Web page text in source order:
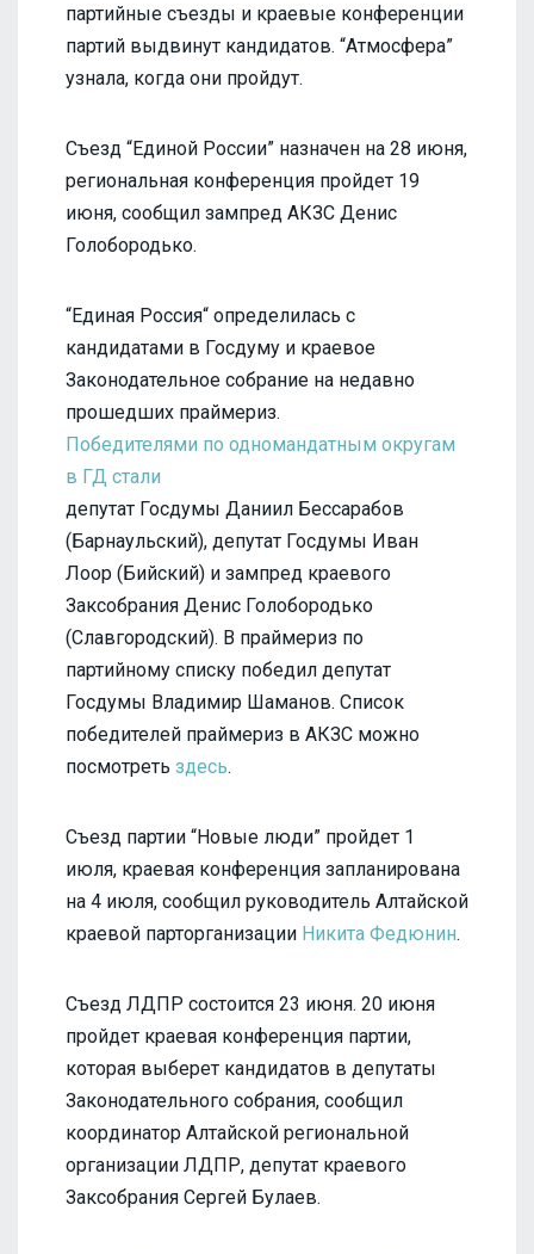
партийные съезды и краевые конференции
партий выдвинут кандидатов. “Атмосфера”
узнала, когда они пройдут.
Съезд “Единой России” назначен на 28 июня,
региональная конференция пройдет 19
июня, сообщил зампред АКЗС Денис
Голобородько.
“Единая Россия“ определилась с
кандидатами в Госдуму и краевое
Законодательное собрание на недавно
прошедших праймериз.
Победителями по одномандатным округам
в ГД стали
депутат Госдумы Даниил Бессарабов
(Барнаульский), депутат Госдумы Иван
Лоор (Бийский) и зампред краевого
Заксобрания Денис Голобородько
(Славгородский). В праймериз по
партийному списку победил депутат
Госдумы Владимир Шаманов. Список
победителей праймериз в АКЗС можно
посмотреть здесь.
Съезд партии “Новые люди” пройдет 1
июля, краевая конференция запланирована
на 4 июля, сообщил руководитель Алтайской
краевой парторганизации Никита Федюнин.
Съезд ЛДПР состоится 23 июня. 20 июня
пройдет краевая конференция партии,
которая выберет кандидатов в депутаты
Законодательного собрания, сообщил
координатор Алтайской региональной
организации ЛДПР, депутат краевого
Заксобрания Сергей Булаев.